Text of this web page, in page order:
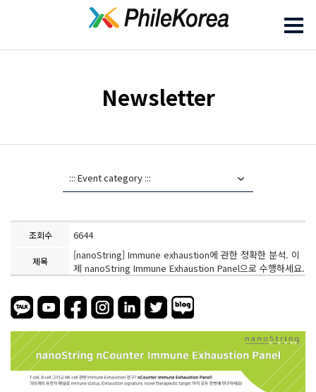
Newsletter
조회수 6644
제목
[nanoString] Immune exhaustion에 관한 정확한 분석. 이
제 nanoString Immune Exhaustion Panel으로 수행하세요.